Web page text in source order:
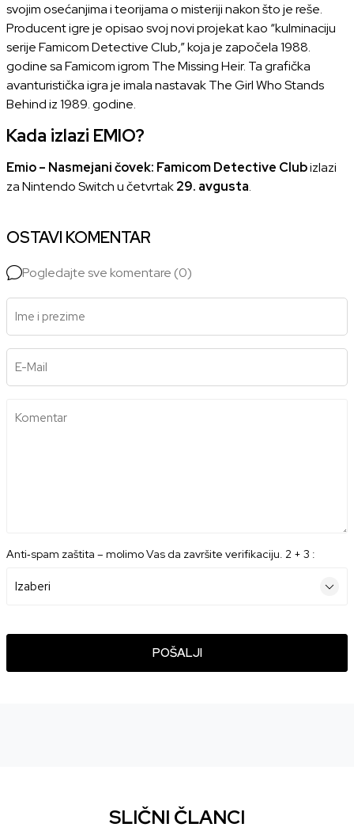
svojim osećanjima i teorijama o misteriji nakon što je reše.
Producent igre je opisao svoj novi projekat kao “kulminaciju
serije Famicom Detective Club,” koja je započela 1988.
godine sa Famicom igrom The Missing Heir. Ta grafička
avanturistička igra je imala nastavak The Girl Who Stands
Behind iz 1989. godine.
Kada izlazi EMIO?
Emio – Nasmejani čovek: Famicom Detective Clubizlazi
za Nintendo Switch u četvrtak29. avgusta.
OSTAVI KOMENTAR
Pogledajte sve komentare (0)
Ime i prezime
E-Mail
Komentar
Anti‑spam zaštita – molimo Vas da završite verifikaciju. 2 + 3 :
POŠALJI
SLIČNI ČLANCI